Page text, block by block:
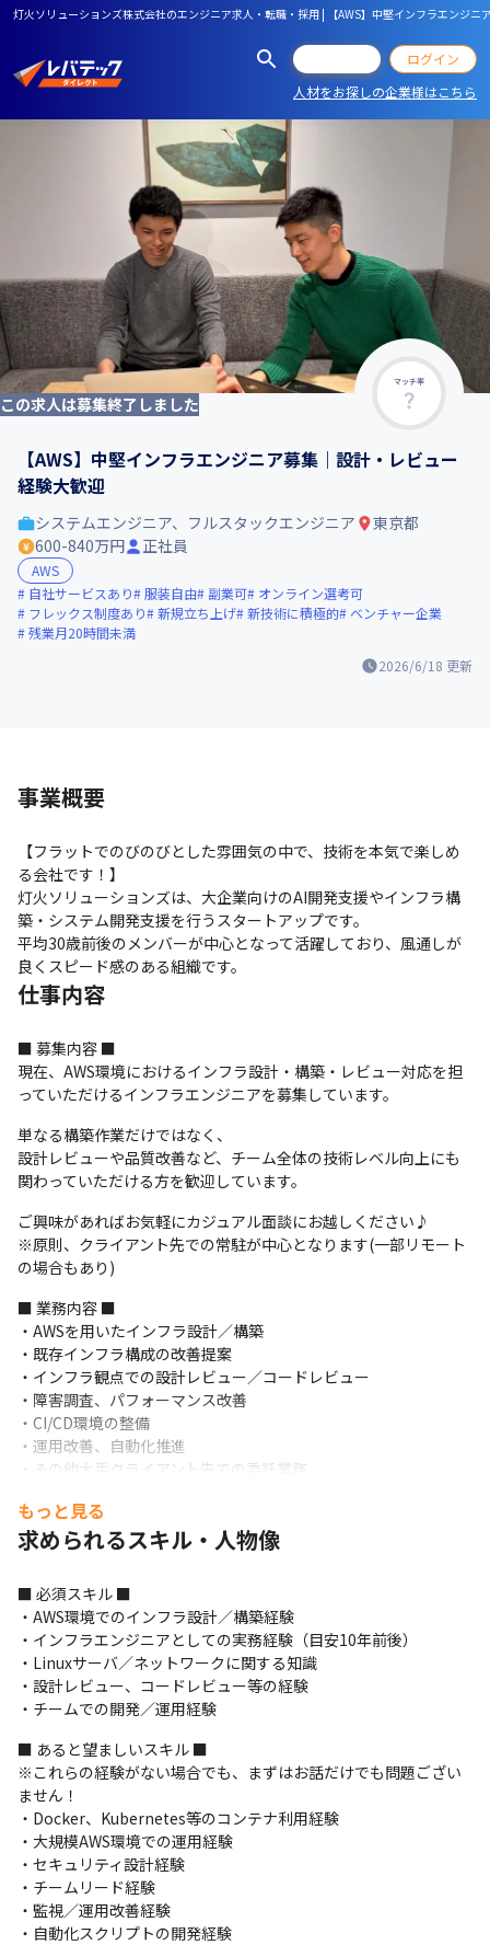
灯火ソリューションズ株式会社のエンジニア求人・転職・採用 | 【AWS】中堅インフラエンジニ
ログイン
人材をお探しの企業様はこちら
マッチ率
この求人は募集終了しました
【AWS】中堅インフラエンジニア募集｜設計・レビュー
経験大歓迎
2026/6/18 更新
システムエンジニア、フルスタックエンジニア
東京都
600-840万円
正社員
AWS
自社サービスあり
服装自由 副業可
オンライン選考可
フレックス制度あり
新規立ち上げ 新技術に積極的
ベンチャー企業
残業月20時間未満
事業概要
【フラットでのびのびとした雰囲気の中で、技術を本気で楽しめ
る会社です！】
灯火ソリューションズは、大企業向けのAI開発支援やインフラ構
築・システム開発支援を行うスタートアップです。
平均30歳前後のメンバーが中心となって活躍しており、風通しが
良くスピード感のある組織です。
仕事内容
■ 募集内容 ■
現在、AWS環境におけるインフラ設計・構築・レビュー対応を担
っていただけるインフラエンジニアを募集しています。
単なる構築作業だけではなく、
設計レビューや品質改善など、チーム全体の技術レベル向上にも
関わっていただける方を歓迎しています。
ご興味があればお気軽にカジュアル面談にお越しください♪
※原則、クライアント先での常駐が中心となります(一部リモート
の場合もあり)
■ 業務内容 ■
・AWSを用いたインフラ設計／構築
・既存インフラ構成の改善提案
・インフラ観点での設計レビュー／コードレビュー
・障害調査、パフォーマンス改善
・CI/CD環境の整備
・運用改善、自動化推進
・その他大手クライアント先での委託業務
■ 当社で働く魅力■
ベンチャー企業なので、色んなことに関してメンバー全員がフラ
ットに相談しながら決めています。
ので、色々なことに興味があり「技術を極めたい」、「市場価値
を高めたい」思っている方には最適な組織です。
もっと見る
求められるスキル・人物像
■ 必須スキル ■
・AWS環境でのインフラ設計／構築経験
・インフラエンジニアとしての実務経験（目安10年前後）
・Linuxサーバ／ネットワークに関する知識
・設計レビュー、コードレビュー等の経験
・チームでの開発／運用経験
■ あると望ましいスキル ■
※これらの経験がない場合でも、まずはお話だけでも問題ござい
ません！
・Docker、Kubernetes等のコンテナ利用経験
・大規模AWS環境での運用経験
・セキュリティ設計経験
・チームリード経験
・監視／運用改善経験
・自動化スクリプトの開発経験